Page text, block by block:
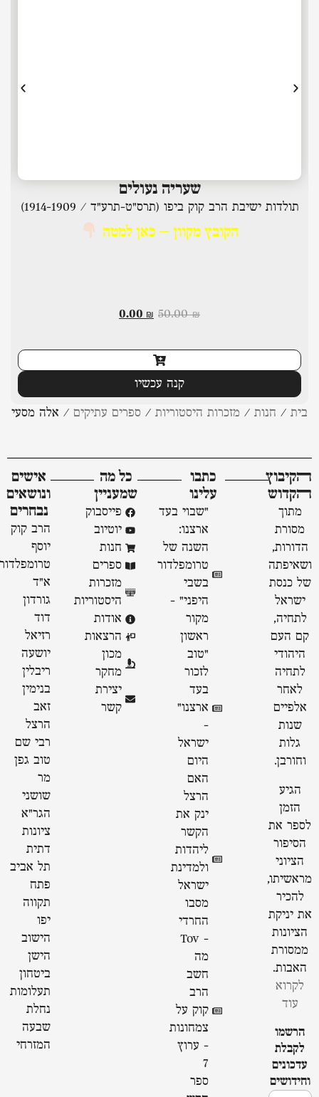
שעריה נעולים
תולדות ישיבת הרב קוק ביפו (תרס"ט-תרע"ד / 1914-1909)
הקובץ מקוון – כאן למטה
50.00₪
0.00 ₪
קנה עכשיו
בית / חנות / מזכרות היסטוריות / ספרים עתיקים / אלה מסעי
ﬣקיבוץ
ﬣקדוש
מתוך
מסורת
הדורות,
ושאיפתה
של כנסת
ישראל
לתחיה,
קם העם
היהודי
לתחיה
לאחר
אלפיים
שנות
גלות
וחורבן.
הגיע
הזמן
לספר את
הסיפור
הציוני
מראשיתו,
להכיר
את יניקת
הציונות
ממסורת
האבות.
לקרוא
עוד
הרשמו
לקבלת
עדכונים
וחידושים
כתבו
עלינו
"שבוי בעד
ארצנו:
השנה של
טרומפלדור
בשבי
היפני" -
מקור
ראשון
״טוב
לזכור
בעד
ארצנו״
-
ישראל
היום
האם
הרצל
ינק את
הקשר
ליהדות
ולמדינת
ישראל
מסבו
החרדי
- Tov
מה
חשב
הרב
קוק על
צמחונות
- ערוץ
7
ספר
כל מה
שמעניין
פייסבוק
יוטיוב
חנות
ספרים
מזכרות
היסטוריות
אודות
הרצאות
מכון
מחקר
יצירת
קשר
אישים
ונושאים
נבחרים
הרב קוק
יוסף
טרומפלדור
א״ד
גורדון
דוד
רזיאל
יושעה
ריבלין
בנימין
זאב
הרצל
רבי שם
טוב גפן
מר
שושני
הגר"א
ציונות
דתית
תל אביב
פתח
תקווה
יפו
הישוב
הישן
ביטחון
תעלומות
נחלת
שבעה
המזרחי